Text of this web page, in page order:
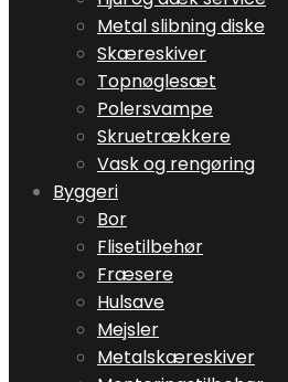
Metal slibning diske
Skæreskiver
Topnøglesæt
Polersvampe
Skruetrækkere
Vask og rengøring
Byggeri
Bor
Flisetilbehør
Fræsere
Hulsave
Mejsler
Metalskæreskiver